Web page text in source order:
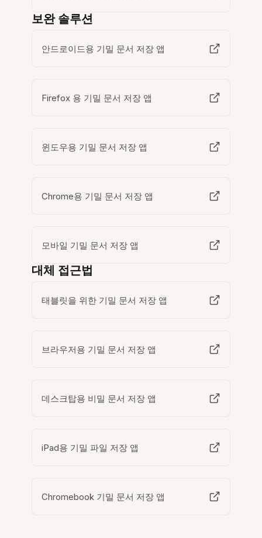
보완 솔루션
안드로이드용 기밀 문서 저장 앱
Firefox 용 기밀 문서 저장 앱
윈도우용 기밀 문서 저장 앱
Chrome용 기밀 문서 저장 앱
모바일 기밀 문서 저장 앱
대체 접근법
태블릿을 위한 기밀 문서 저장 앱
브라우저용 기밀 문서 저장 앱
데스크탑용 비밀 문서 저장 앱
iPad용 기밀 파일 저장 앱
Chromebook 기밀 문서 저장 앱